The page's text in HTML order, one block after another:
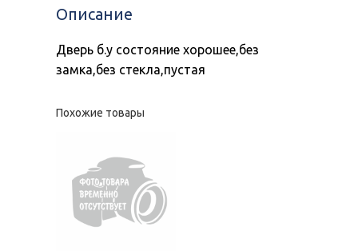
Описание
Дверь б.у состояние хорошее,без
замка,без стекла,пустая
Похожие товары